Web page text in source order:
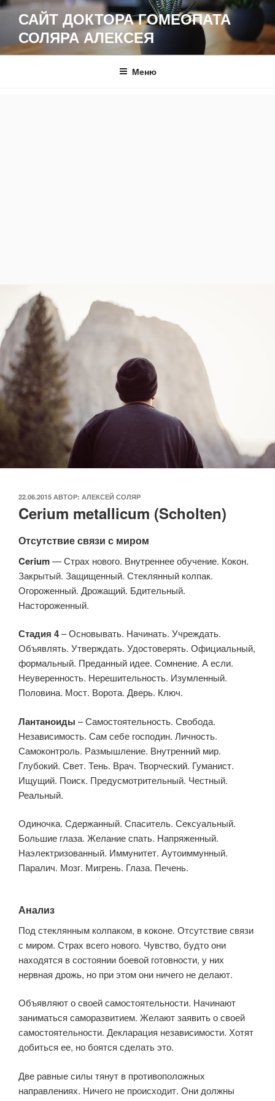
Перейти
содержимому
САЙТ ДОКТОРА ГОМЕОПАТА
СОЛЯРА АЛЕКСЕЯ
Меню
ОПУБЛИКОВАНО
22.06.2015 АВТОР: АЛЕКСЕЙ СОЛЯР
Cerium metallicum (Scholten)
Отсутствие связи с миром
Cerium— Страх нового. Внутреннее обучение. Кокон.
Закрытый. Защищенный. Стеклянный колпак.
Огороженный. Дрожащий. Бдительный.
Настороженный.
Стадия 4– Основывать. Начинать. Учреждать.
Объявлять. Утверждать. Удостоверять. Официальный,
формальный. Преданный идее. Сомнение. А если.
Неуверенность. Нерешительность. Изумленный.
Половина. Мост. Ворота. Дверь. Ключ.
Лантаноиды – Самостоятельность. Свобода.
Независимость. Сам себе господин. Личность.
Самоконтроль. Размышление. Внутренний мир.
Глубокий. Свет. Тень. Врач. Творческий. Гуманист.
Ищущий. Поиск. Предусмотрительный. Честный.
Реальный.
Одиночка. Сдержанный. Спаситель. Сексуальный.
Большие глаза. Желание спать. Напряженный.
Наэлектризованный. Иммунитет. Аутоиммунный.
Паралич. Мозг. Мигрень. Глаза. Печень.
Анализ
Под стеклянным колпаком, в коконе. Отсутствие связи
с миром. Страх всего нового. Чувство, будто они
находятся в состоянии боевой готовности, у них
нервная дрожь, но при этом они ничего не делают.
Объявляют о своей самостоятельности. Начинают
заниматься саморазвитием. Желают заявить о своей
самостоятельности. Декларация независимости. Хотят
добиться ее, но боятся сделать это.
Две равные силы тянут в противоположных
направлениях. Ничего не происходит. Они должны